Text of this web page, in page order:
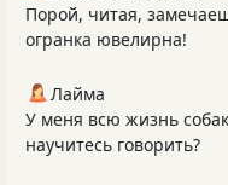
Порой, читая,
огранка ювелирна!
Лайма
У меня всю жизнь
научитесь говорить?